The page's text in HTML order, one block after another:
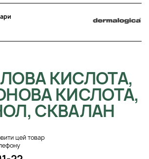
КИСЛОТА,
КИСЛОТА,
СКВАЛАН
цей товар